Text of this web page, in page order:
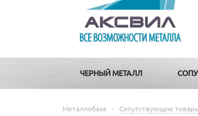
ЧЕРНЫЙ МЕТАЛЛ
Металлобаза - Сопутствующие